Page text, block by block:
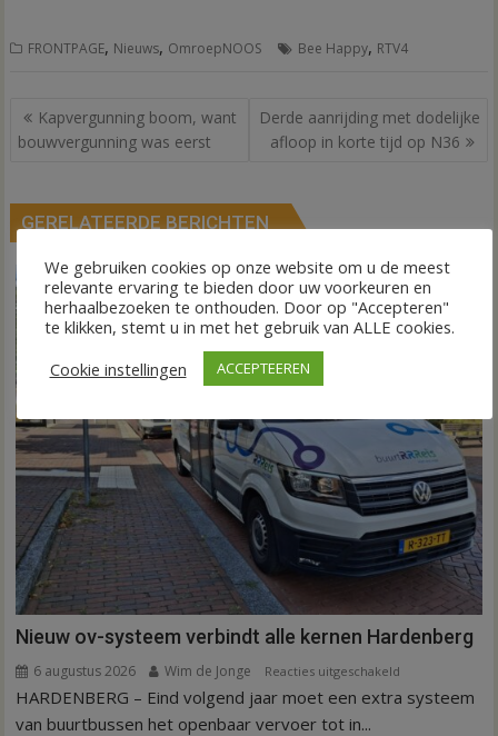
FRONTPAGE, Nieuws, OmroepNOOS Bee Happy, RTV4
Bericht
navigatie
Kapvergunning boom, want
bouwvergunning was eerst
Derde aanrijding met dodelijke
afloop in korte tijd op N36
GERELATEERDE BERICHTEN
Nieuw ov-systeem verbindt alle kernen Hardenberg
6 augustus 2026 Wim de Jonge Reacties uitgeschakeld
Nieuw
HARDENBERG – Eind volgend jaar moet een extra systeem
van buurtbussen het openbaar vervoer tot in...
We gebruiken cookies op onze website om u de meest
relevante ervaring te bieden door uw voorkeuren en
herhaalbezoeken te onthouden. Door op "Accepteren"
te klikken, stemt u in met het gebruik van ALLE cookies.
Cookie instellingen
ACCEPTEEREN